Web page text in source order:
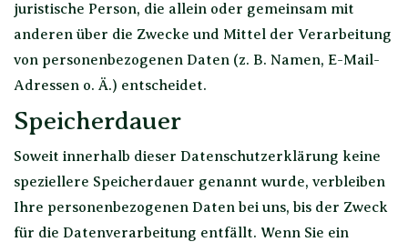
juristische Person, die allein oder gemeinsam mit
anderen über die Zwecke und Mittel der Verarbeitung
von personenbezogenen Daten (z. B. Namen, E-Mail-
Adressen o. Ä.) entscheidet.
Speicherdauer
Soweit innerhalb dieser Datenschutzerklärung keine
speziellere Speicherdauer genannt wurde, verbleiben
Ihre personenbezogenen Daten bei uns, bis der Zweck
für die Datenverarbeitung entfällt. Wenn Sie ein